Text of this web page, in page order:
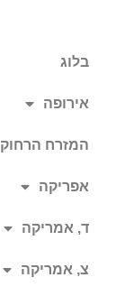
בלוג
אירופה
המזרח הרחוק
אפריקה
ד, אמריקה
צ, אמריקה